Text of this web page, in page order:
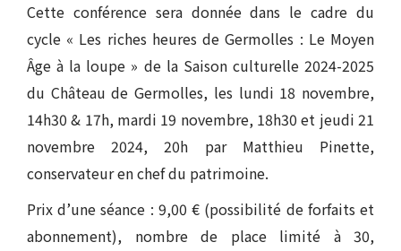
Cette conférence sera donnée dans le cadre du
cycle « Les riches heures de Germolles : Le Moyen
Âge à la loupe » de la Saison culturelle 2024-2025
du Château de Germolles, les lundi 18 novembre,
14h30 & 17h, mardi 19 novembre, 18h30 et jeudi 21
novembre 2024, 20h par Matthieu Pinette,
conservateur en chef du patrimoine.
Prix d’une séance : 9,00 € (possibilité de forfaits et
abonnement), nombre de place limité à 30,